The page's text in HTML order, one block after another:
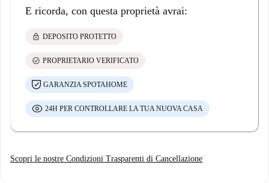
E ricorda, con questa proprietà avrai:
lock DEPOSITO PROTETTO
check_circle PROPRIETARIO VERIFICATO
GARANZIA SPOTAHOME
24H PER CONTROLLARE LA TUA NUOVA CASA
Scopri le nostre Condizioni Trasparenti di Cancellazione